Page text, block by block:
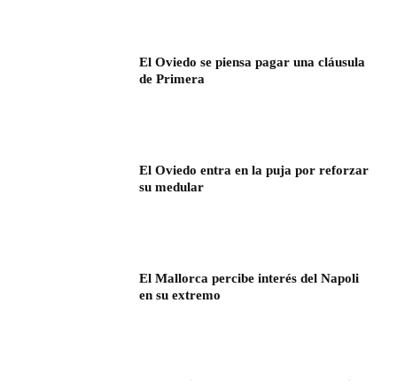
El Oviedo se piensa pagar una cláusula
de Primera
El Oviedo entra en la puja por reforzar
su medular
El Mallorca percibe interés del Napoli
en su extremo